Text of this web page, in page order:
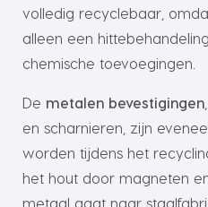
volledig recyclebaar,
alleen een
chemische toevoegingen.
De metalen bevestigingen
en scharnieren, zijn
worden tijdens het
het hout door magneten
metaal gaat naar